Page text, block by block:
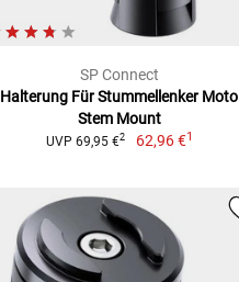
SP Connect
Halterung Für Stummellenker Moto
Stem Mount
UVP 69,95 €2 62,96 €1